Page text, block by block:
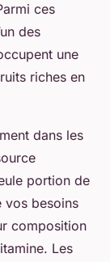
ces
des
une
riches en
dans les
portion de
vos besoins
composition
Les